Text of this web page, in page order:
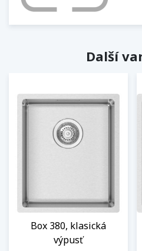
Další
Box 380, klasická
výpusť